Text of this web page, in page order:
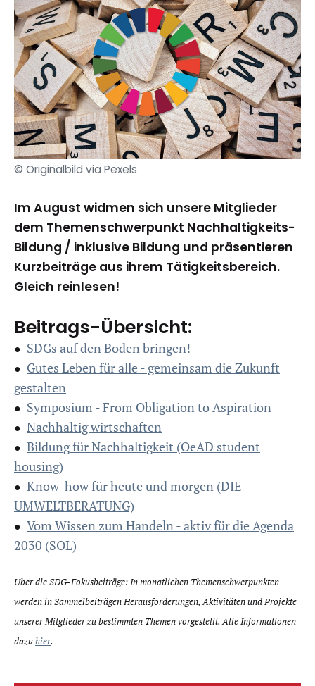
© Originalbild via Pexels
Im August widmen sich unsere Mitglieder
dem Themenschwerpunkt Nachhaltigkeits-
Bildung / inklusive Bildung und präsentieren
Kurzbeiträge aus ihrem Tätigkeitsbereich.
Gleich reinlesen!
Beitrags-Übersicht:
● SDGs auf den Boden bringen!
● Gutes Leben für alle - gemeinsam die Zukunft
gestalten
● Symposium - From Obligation to Aspiration
● Nachhaltig wirtschaften
● Bildung für Nachhaltigkeit (OeAD student
housing)
● Know-how für heute und morgen (DIE
UMWELTBERATUNG)
● Vom Wissen zum Handeln - aktiv für die Agenda
2030 (SOL)
Über die SDG-Fokusbeiträge: In monatlichen Themenschwerpunkten
werden in Sammelbeiträgen Herausforderungen, Aktivitäten und Projekte
unserer Mitglieder zu bestimmten Themen vorgestellt. Alle Informationen
dazuhier.